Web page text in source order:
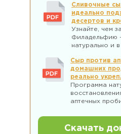
Сливочные
идеально
десертов и
Узнайте, чем
Филадельфию
натурально и
Сыр против
домашних
реально
Программа
аптечных
Скачать